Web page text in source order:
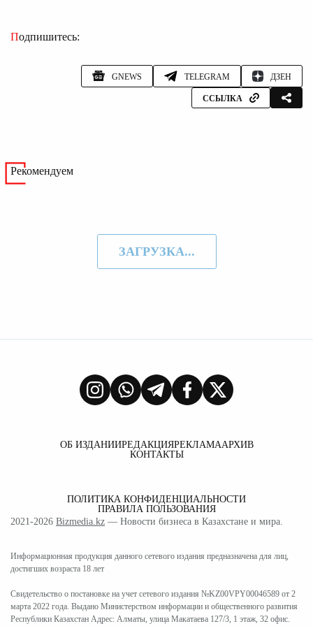
Подпишитесь:
GNEWS TELEGRAM ДЗЕН
ССЫЛКА
Рекомендуем
ЗАГРУЗКА...
ОБ ИЗДАНИИРЕДАКЦИЯРЕКЛАМААРХИВ
КОНТАКТЫ
ПОЛИТИКА КОНФИДЕНЦИАЛЬНОСТИ
ПРАВИЛА ПОЛЬЗОВАНИЯ
2021-2026 Bizmedia.kz — Новости бизнеса в Казахстане и мира.
Информационная продукция данного сетевого издания предназначена для лиц,
достигших возраста 18 лет
Свидетельство о постановке на учет сетевого издания №KZ00VPY00046589 от 2
марта 2022 года. Выдано Министерством информации и общественного развития
Республики Казахстан Адрес: Алматы, улица Макатаева 127/3, 1 этаж, 32 офис.